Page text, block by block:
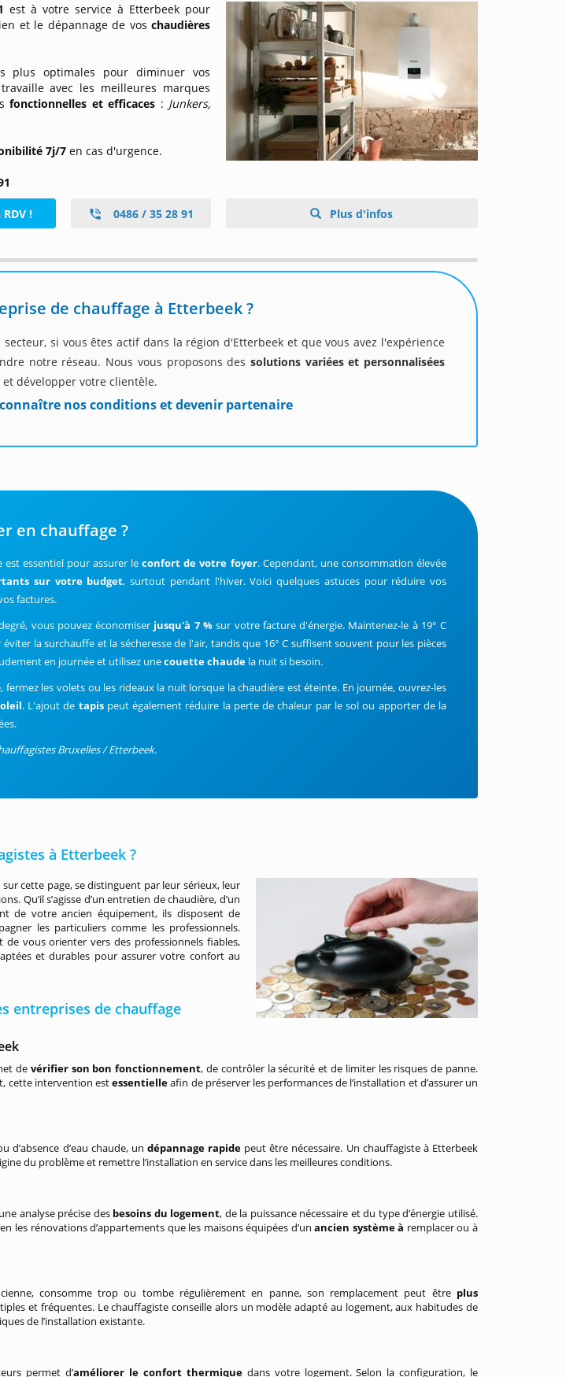
est à votre service à Etterbeek pour
et le dépannage de vos chaudières
plus optimales pour diminuer vos
avec les meilleures marques
fonctionnelles et efficaces : Junkers,
7j/7en cas d'urgence.
! 0486 / 35 28 91 Plus d'infos
de chauffage à Etterbeek ?
si vous êtes actif dans la région d'Etterbeek et que vous avez l'expérience
notre réseau. Nous vous proposons des solutions variées et personnalisées
développer votre clientèle.
nos conditions et devenir partenaire
en chauffage ?
est essentiel pour assurer leconfort de votre foyer. Cependant, une consommation élevée
sur votre budget, surtout pendant l'hiver. Voici quelques astuces pour réduire vos
factures.
vous pouvez économiser jusqu'à 7 % sur votre facture d'énergie. Maintenez-le à 19° C
éviter la surchauffe et la sécheresse de l'air, tandis que 16° C suffisent souvent pour les pièces
en journée et utilisez unecouette chaude la nuit si besoin.
fermez les volets ou les rideaux la nuit lorsque la chaudière est éteinte. En journée, ouvrez-les
. L'ajout de tapis peut également réduire la perte de chaleur par le sol ou apporter de la
Bruxelles / Etterbeek.
à Etterbeek ?
cette page, se distinguent par leur sérieux, leur
Qu’il s’agisse d’un entretien de chaudière, d’un
de votre ancien équipement, ils disposent de
les particuliers comme les professionnels.
de vous orienter vers des professionnels fiables,
et durables pour assurer votre confort au
entreprises de chauffage
de vérifier son bon fonctionnement, de contrôler la sécurité et de limiter les risques de panne.
cette intervention estessentielleafin de préserver les performances de l’installation et d’assurer un
d’absence d’eau chaude, un dépannage rapide peut être nécessaire. Un chauffagiste à Etterbeek
du problème et remettre l’installation en service dans les meilleures conditions.
analyse précise des besoins du logement, de la puissance nécessaire et du type d’énergie utilisé.
les rénovations d’appartements que les maisons équipées d’un ancien système à remplacer ou à
consomme trop ou tombe régulièrement en panne, son remplacement peut être plus
et fréquentes. Le chauffagiste conseille alors un modèle adapté au logement, aux habitudes de
de l’installation existante.
permet d’améliorer le confort thermique dans votre logement. Selon la configuration, le